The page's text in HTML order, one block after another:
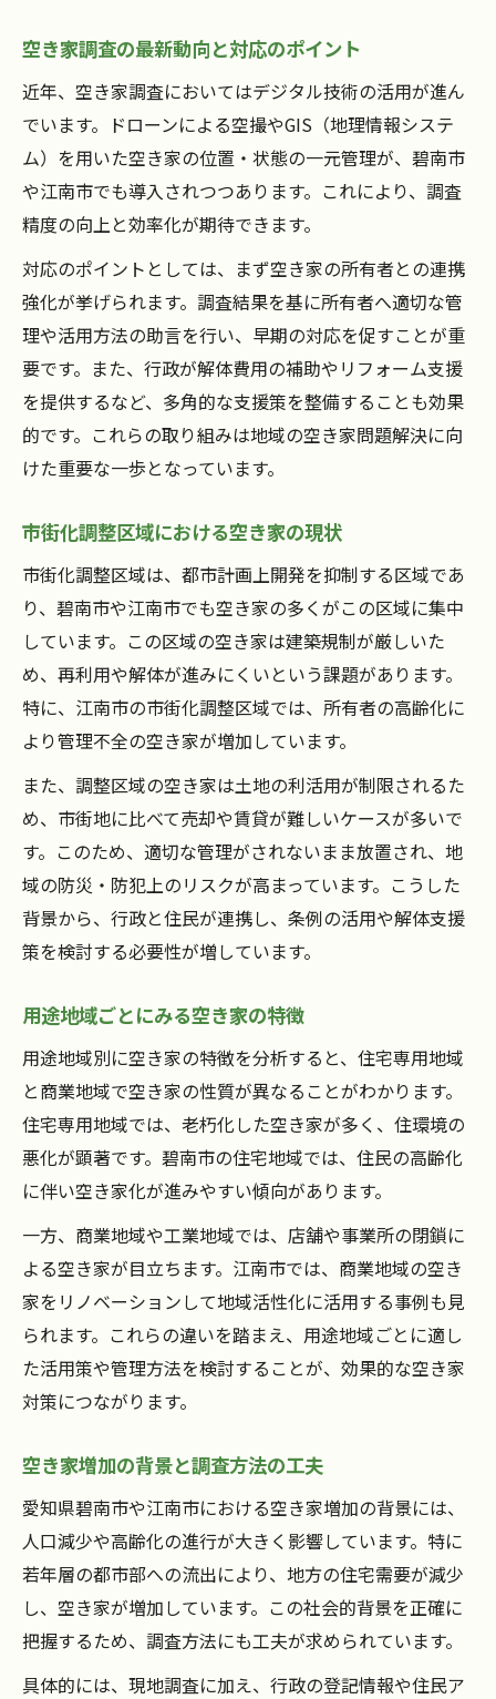
人口動態の変化が空き家に及ぼす影響
空き家実体調査から読み解く将来予測
空き家対策の現状と持続可能な町づくり
空き家対策の基本方針と実施事例
空き家利活用によるまちづくり推進策
行政と住民の連携による空き家対策強化
補助金制度と空き家活用の可能性を検証
空き家利活用の成功事例から学ぶポイント
行政資料で読み解く空き家問題の本質
行政資料が明かす空き家問題の実態
空き家統計データから見える課題と傾向
用途地域別に見る空き家の発生状況
行政資料を活用した空き家対策の進め方
空き家調査の最新動向と対応のポイント
近年、空き家調査においてはデジタル技術の活用が進ん
でいます。ドローンによる空撮やGIS（地理情報システ
ム）を用いた空き家の位置・状態の一元管理が、碧南市
や江南市でも導入されつつあります。これにより、調査
精度の向上と効率化が期待できます。
対応のポイントとしては、まず空き家の所有者との連携
強化が挙げられます。調査結果を基に所有者へ適切な管
理や活用方法の助言を行い、早期の対応を促すことが重
要です。また、行政が解体費用の補助やリフォーム支援
を提供するなど、多角的な支援策を整備することも効果
的です。これらの取り組みは地域の空き家問題解決に向
けた重要な一歩となっています。
市街化調整区域における空き家の現状
市街化調整区域は、都市計画上開発を抑制する区域であ
り、碧南市や江南市でも空き家の多くがこの区域に集中
しています。この区域の空き家は建築規制が厳しいた
め、再利用や解体が進みにくいという課題があります。
特に、江南市の市街化調整区域では、所有者の高齢化に
より管理不全の空き家が増加しています。
また、調整区域の空き家は土地の利活用が制限されるた
め、市街地に比べて売却や賃貸が難しいケースが多いで
す。このため、適切な管理がされないまま放置され、地
域の防災・防犯上のリスクが高まっています。こうした
背景から、行政と住民が連携し、条例の活用や解体支援
策を検討する必要性が増しています。
用途地域ごとにみる空き家の特徴
用途地域別に空き家の特徴を分析すると、住宅専用地域
と商業地域で空き家の性質が異なることがわかります。
住宅専用地域では、老朽化した空き家が多く、住環境の
悪化が顕著です。碧南市の住宅地域では、住民の高齢化
に伴い空き家化が進みやすい傾向があります。
一方、商業地域や工業地域では、店舗や事業所の閉鎖に
よる空き家が目立ちます。江南市では、商業地域の空き
家をリノベーションして地域活性化に活用する事例も見
られます。これらの違いを踏まえ、用途地域ごとに適し
た活用策や管理方法を検討することが、効果的な空き家
対策につながります。
空き家増加の背景と調査方法の工夫
愛知県碧南市や江南市における空き家増加の背景には、
人口減少や高齢化の進行が大きく影響しています。特に
若年層の都市部への流出により、地方の住宅需要が減少
し、空き家が増加しています。この社会的背景を正確に
把握するため、調査方法にも工夫が求められています。
具体的には、現地調査に加え、行政の登記情報や住民ア